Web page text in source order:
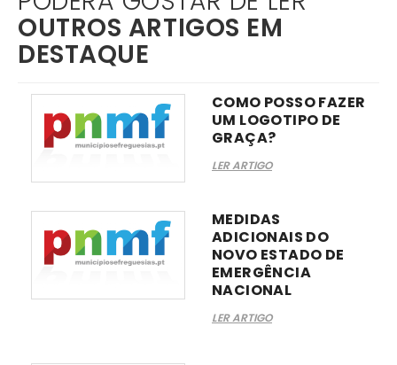
OUTROS ARTIGOS EM
DESTAQUE
COMO POSSO FAZER
UM LOGOTIPO DE
GRAÇA?
LER ARTIGO
MEDIDAS
ADICIONAIS DO
NOVO ESTADO DE
EMERGÊNCIA
NACIONAL
LER ARTIGO